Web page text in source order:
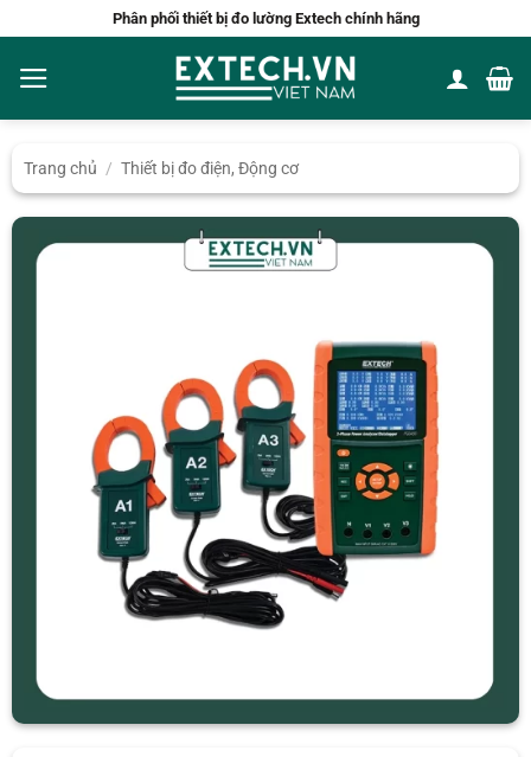
nội
dung
Phân phối thiết bị đo lường Extech chính hãng
Trang chủ / Thiết bị đo điện, Động cơ